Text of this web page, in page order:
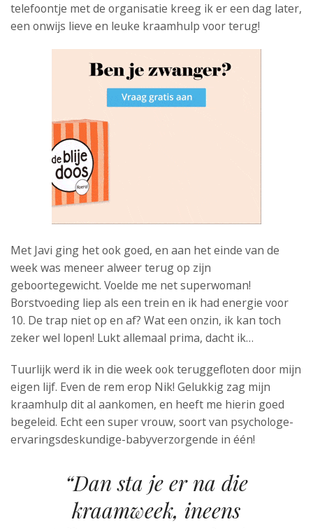
telefoontje met de organisatie kreeg ik er een dag later,
een onwijs lieve en leuke kraamhulp voor terug!
Met Javi ging het ook goed, en aan het einde van de
week was meneer alweer terug op zijn
geboortegewicht. Voelde me net superwoman!
Borstvoeding liep als een trein en ik had energie voor
10. De trap niet op en af? Wat een onzin, ik kan toch
zeker wel lopen! Lukt allemaal prima, dacht ik…
Tuurlijk werd ik in die week ook teruggefloten door mijn
eigen lijf. Even de rem erop Nik! Gelukkig zag mijn
kraamhulp dit al aankomen, en heeft me hierin goed
begeleid. Echt een super vrouw, soort van psychologe-
ervaringsdeskundige-babyverzorgende in één!
“Dan sta je er na die
kraamweek, ineens